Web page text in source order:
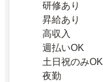
研修あり
昇給あり
高収入
週払いOK
土日祝のみOK
夜勤